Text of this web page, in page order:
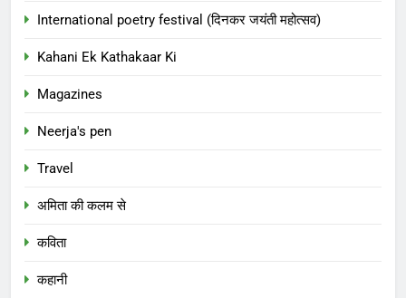
International poetry festival (दिनकर जयंती महोत्सव)
Kahani Ek Kathakaar Ki
Magazines
Neerja's pen
Travel
अमिता की कलम से
कविता
कहानी